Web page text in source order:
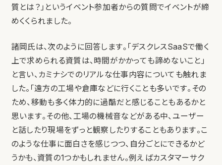
質とは？」というイベント参加者からの質問でイベントが締
めくくられました。
諸岡氏は、次のように回答します。「デスクレスSaaSで働く
上で求められる資質は、時間がかかっても諦めないこと」
と言い、カミナシでのリアルな仕事内容についても触れま
した。「遠方の工場や倉庫などに行くことも多いです。その
ため、移動も多く体力的に過酷だと感じることもあるかと
思います。その他、工場の機械音などがある中、ユーザー
と話したり現場をずっと観察したりすることもあります。こ
のような仕事に面白さを感じつつ、自分ごとにできるかど
うかも、資質の1つかもしれません。例えばカスタマーサク